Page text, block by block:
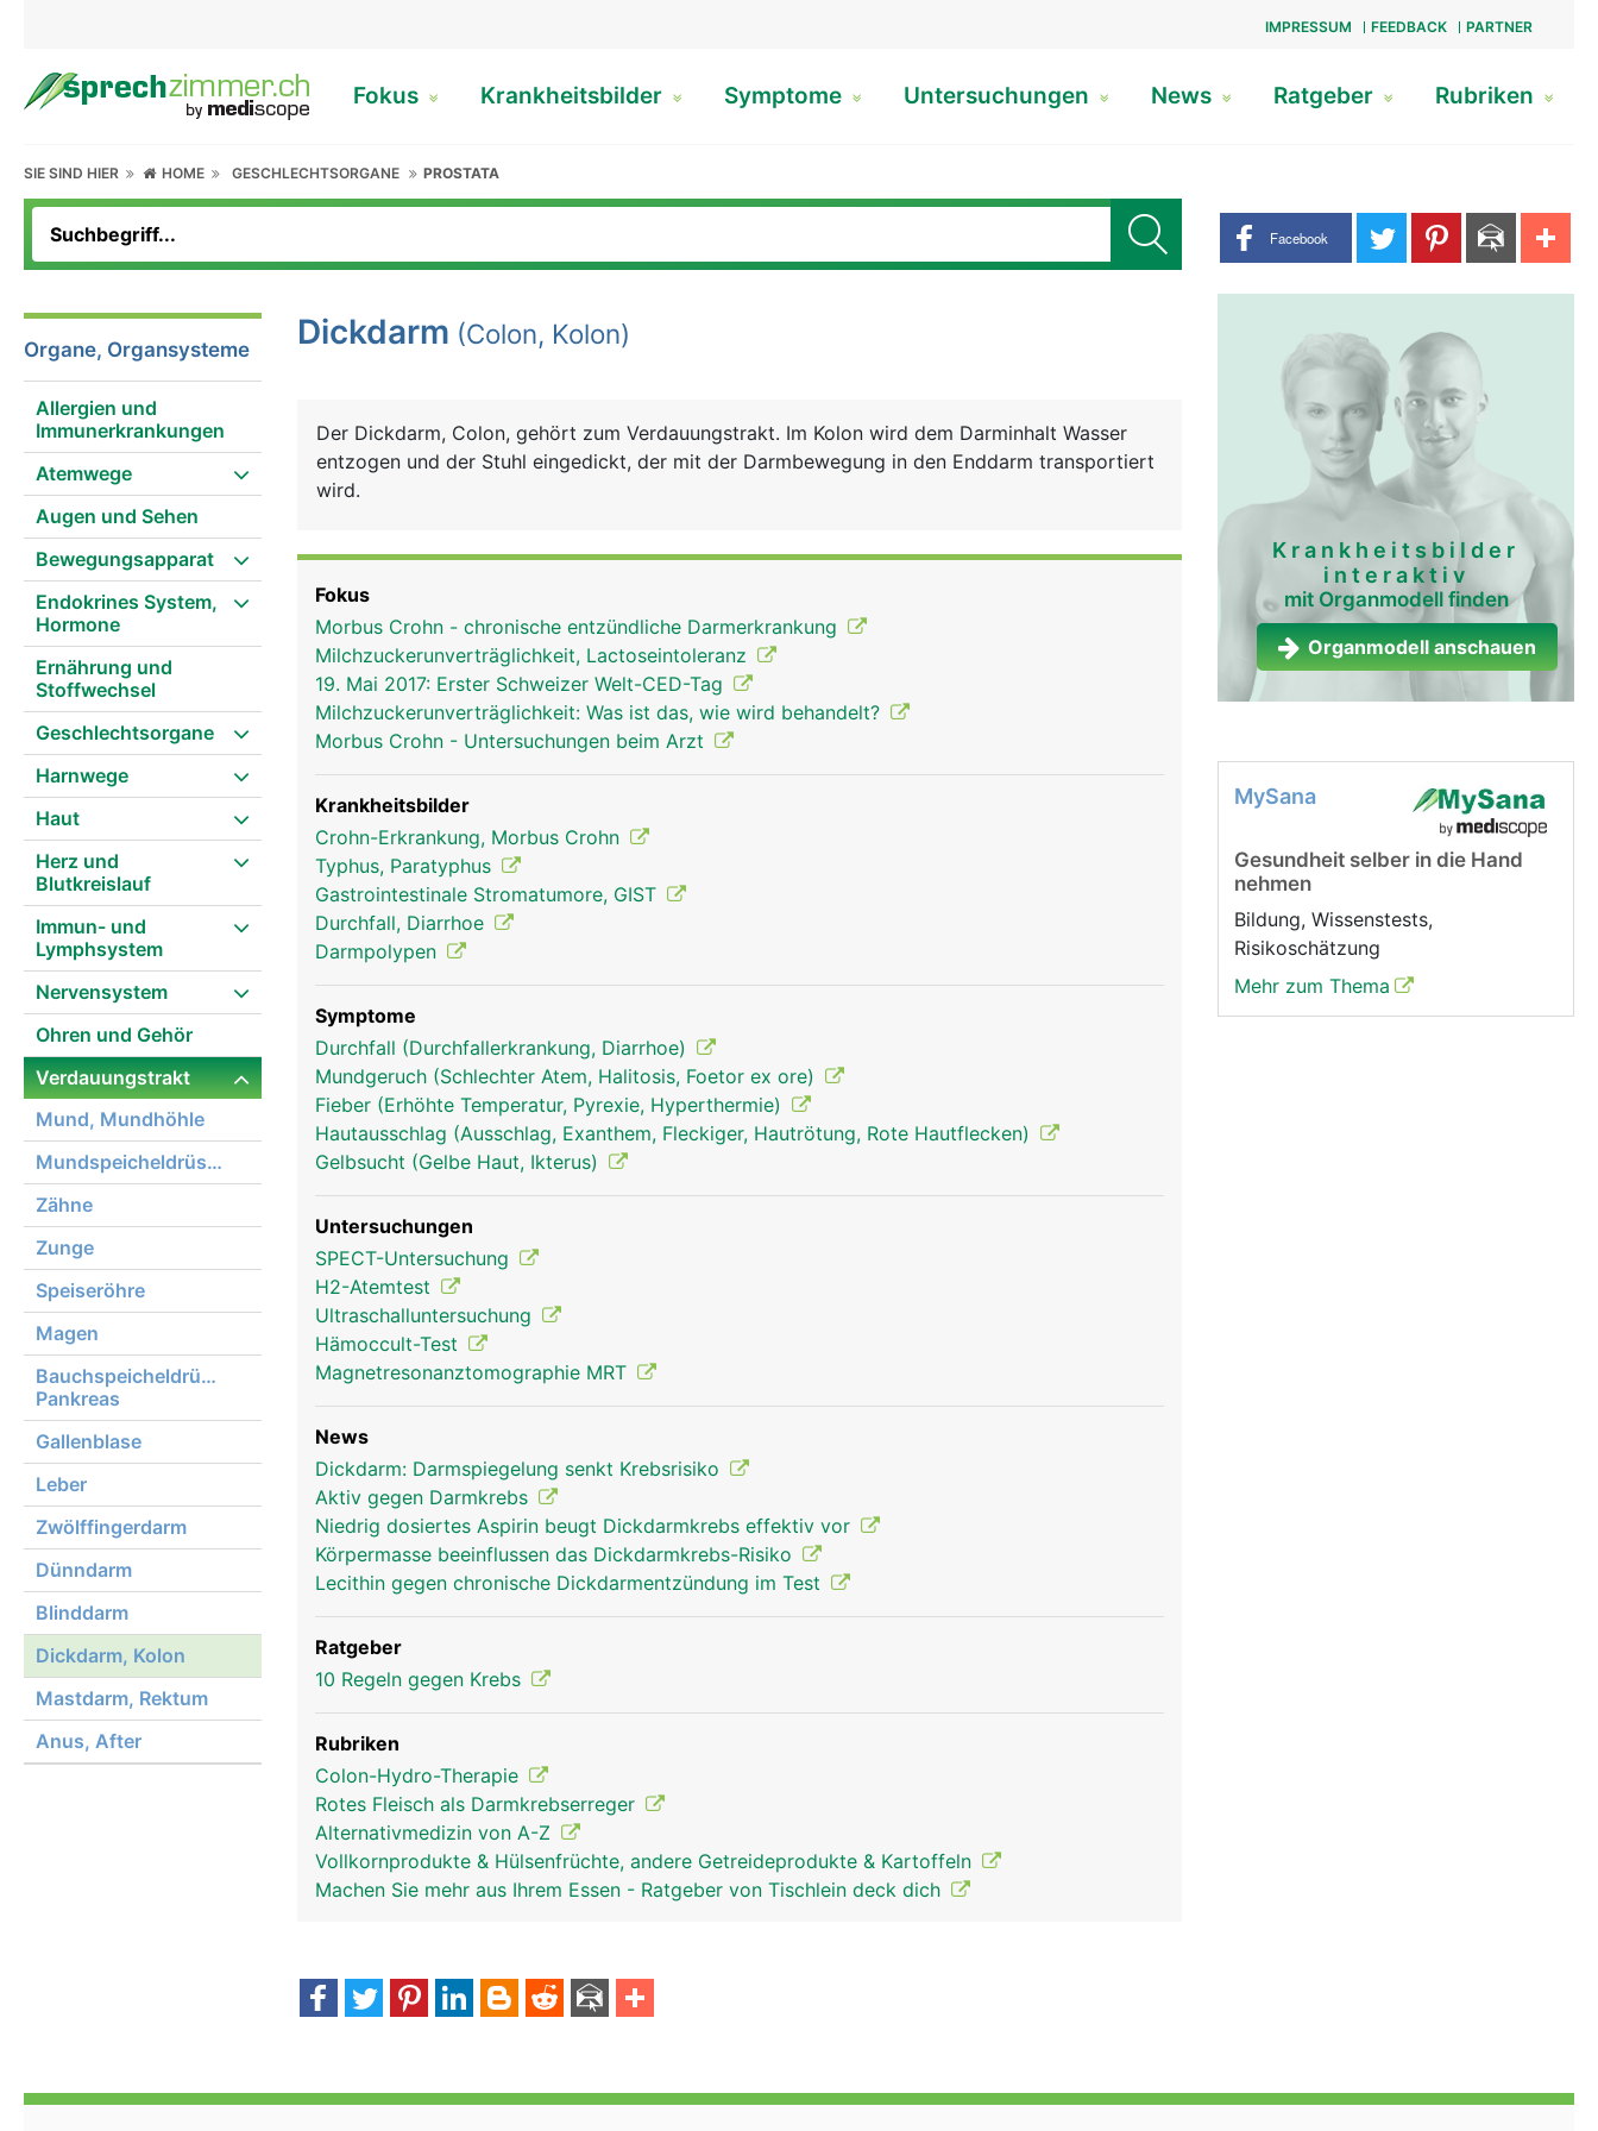
IMPRESSUM FEEDBACK PARTNER
Fokus Krankheitsbilder Symptome Untersuchungen News Ratgeber Rubriken
SIE SIND HIER HOME GESCHLECHTSORGANE PROSTATA
Share buttons
Facebook
Organe, Organsysteme
Allergien und
Immunerkrankungen
Atemwege
Augen und Sehen
Bewegungsapparat
Endokrines System,
Hormone
Ernährung und
Stoffwechsel
Geschlechtsorgane
Harnwege
Haut
Herz und
Blutkreislauf
Immun- und
Lymphsystem
Nervensystem
Ohren und Gehör
Verdauungstrakt
Mund, Mundhöhle
Mundspeicheldrüsen
Zähne
Zunge
Speiseröhre
Magen
Bauchspeicheldrüse,
Pankreas
Gallenblase
Leber
Zwölffingerdarm
Dünndarm
Blinddarm
Dickdarm, Kolon
Mastdarm, Rektum
Anus, After
Dickdarm (Colon, Kolon)
Der Dickdarm, Colon, gehört zum Verdauungstrakt. Im Kolon wird dem Darminhalt Wasser
entzogen und der Stuhl eingedickt, der mit der Darmbewegung in den Enddarm transportiert
wird.
Fokus
Morbus Crohn - chronische entzündliche Darmerkrankung
Milchzuckerunverträglichkeit, Lactoseintoleranz
19. Mai 2017: Erster Schweizer Welt-CED-Tag
Milchzuckerunverträglichkeit: Was ist das, wie wird behandelt?
Morbus Crohn - Untersuchungen beim Arzt
Krankheitsbilder
Crohn-Erkrankung, Morbus Crohn
Typhus, Paratyphus
Gastrointestinale Stromatumore, GIST
Durchfall, Diarrhoe
Darmpolypen
Symptome
Durchfall (Durchfallerkrankung, Diarrhoe)
Mundgeruch (Schlechter Atem, Halitosis, Foetor ex ore)
Fieber (Erhöhte Temperatur, Pyrexie, Hyperthermie)
Hautausschlag (Ausschlag, Exanthem, Fleckiger, Hautrötung, Rote Hautflecken)
Gelbsucht (Gelbe Haut, Ikterus)
Untersuchungen
SPECT-Untersuchung
H2-Atemtest
Ultraschalluntersuchung
Hämoccult-Test
Magnetresonanztomographie MRT
News
Dickdarm: Darmspiegelung senkt Krebsrisiko
Aktiv gegen Darmkrebs
Niedrig dosiertes Aspirin beugt Dickdarmkrebs effektiv vor
Körpermasse beeinflussen das Dickdarmkrebs-Risiko
Lecithin gegen chronische Dickdarmentzündung im Test
Ratgeber
10 Regeln gegen Krebs
Rubriken
Colon-Hydro-Therapie
Rotes Fleisch als Darmkrebserreger
Alternativmedizin von A-Z
Vollkornprodukte & Hülsenfrüchte, andere Getreideprodukte & Kartoffeln
Machen Sie mehr aus Ihrem Essen - Ratgeber von Tischlein deck dich
Krankheitsbilder
interaktiv
mit Organmodell finden
Organmodell anschauen
MySana
Gesundheit selber in die Hand
nehmen
Bildung, Wissenstests,
Risikoschätzung
Mehr zum Thema